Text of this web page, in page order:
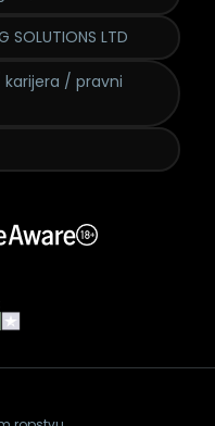
SOLUTIONS LTD
karijera / pravni